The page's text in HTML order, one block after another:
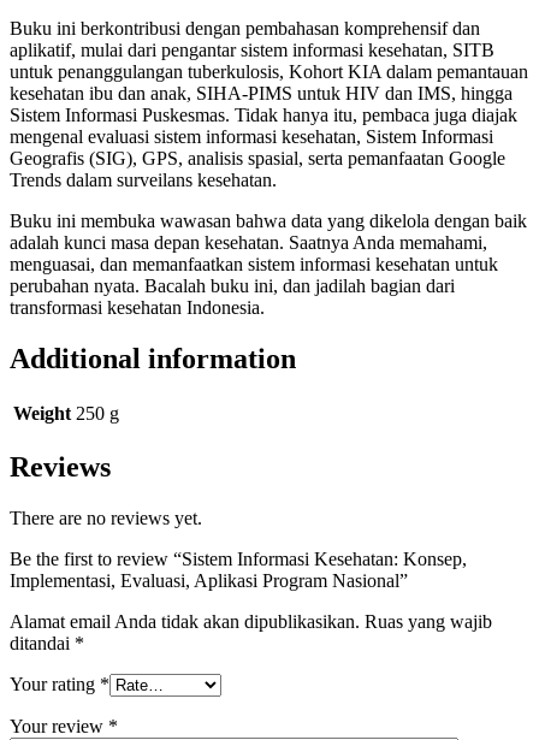
Buku ini berkontribusi dengan pembahasan komprehensif dan
aplikatif, mulai dari pengantar sistem informasi kesehatan, SITB
untuk penanggulangan tuberkulosis, Kohort KIA dalam pemantauan
kesehatan ibu dan anak, SIHA-PIMS untuk HIV dan IMS, hingga
Sistem Informasi Puskesmas. Tidak hanya itu, pembaca juga diajak
mengenal evaluasi sistem informasi kesehatan, Sistem Informasi
Geografis (SIG), GPS, analisis spasial, serta pemanfaatan Google
Trends dalam surveilans kesehatan.
Buku ini membuka wawasan bahwa data yang dikelola dengan baik
adalah kunci masa depan kesehatan. Saatnya Anda memahami,
menguasai, dan memanfaatkan sistem informasi kesehatan untuk
perubahan nyata. Bacalah buku ini, dan jadilah bagian dari
transformasi kesehatan Indonesia.
Additional information
Weight 250 g
Reviews
There are no reviews yet.
Be the first to review “Sistem Informasi Kesehatan: Konsep,
Implementasi, Evaluasi, Aplikasi Program Nasional”
Alamat email Anda tidak akan dipublikasikan. Ruas yang wajib
ditandai *
Your rating *
Your review *